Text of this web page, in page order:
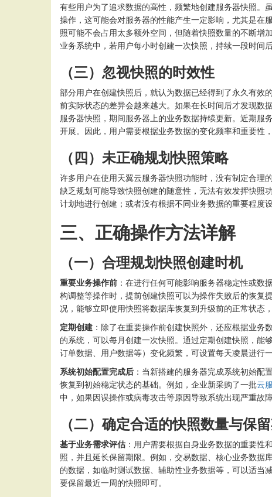
有些用户为了追求数据的高性，频繁地创建服务器快照。
操作，这可能会对服务器的性能产生一定影响，尤其是在
照可能不会占用太多额外空间，但随着快照数量的不断增
业务系统中，若用户每小时创建一次快照，持续一段时间
（三）忽视快照的时效性
部分用户在创建快照后，就认为数据已经得到了永久有效
前实际状态的差异会越来越大。如果在长时间后才发现数
服务器快照，期间服务器上的业务数据持续更新。近期服
开展。因此，用户需要根据业务数据的变化频率和重要性
（四）未正确规划快照策略
许多用户在使用天翼云服务器快照功能时，没有制定合理
缺乏规划可能导致快照创建的随意性，无法有效发挥快照
计划地进行创建；或者没有根据不同业务数据的重要程度
三、正确操作方法详解
（一）合理规划快照创建时机
重要业务操作前 ：在进行任何可能影响服务器稳定性或
构调整等操作时，提前创建快照可以为操作失败后的恢复
况，能够立即使用快照将数据库恢复到升级前的正常状态
定期创建 ：除了在重要操作前创建快照外，还应根据业
的系统，可以每月创建一次快照。通过定期创建快照，能
订单数据、用户数据等）变化频繁，可设置每天凌晨进行
系统初始配置完成后 ：当新搭建的服务器完成系统初始
恢复到初始稳定状态的基础。例如，企业新采购了一批云
中，如果因误操作或病毒攻击等原因导致系统出现严重故
（二）确定合适的快照数量与保
基于业务需求评估 ：用户需要根据自身业务数据的重要
照，并且延长保留期限。例如，交易数据、核心业务数据
的数据，如临时测试数据、辅助性业务数据等，可以适当
要保留最近一周的快照即可。